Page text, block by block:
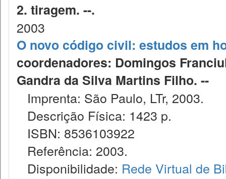
2. tiragem. --.
2003
O novo código civil: estudos em
coordenadores: Domingos
Gandra da Silva Martins Filho. --
Imprenta: São Paulo, LTr, 2003.
Descrição Física: 1423 p.
ISBN: 8536103922
Referência: 2003.
Disponibilidade: Rede Virtual de